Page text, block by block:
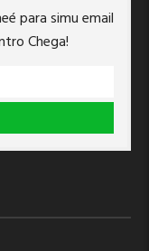
para simu email
Chega!